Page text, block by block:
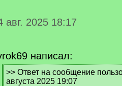
авг. 2025 18:17
написал:
[
q
>> Ответ на сообщение
августа 2025 19:07